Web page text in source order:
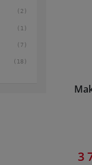
(2)
(1)
(7)
(18)
3